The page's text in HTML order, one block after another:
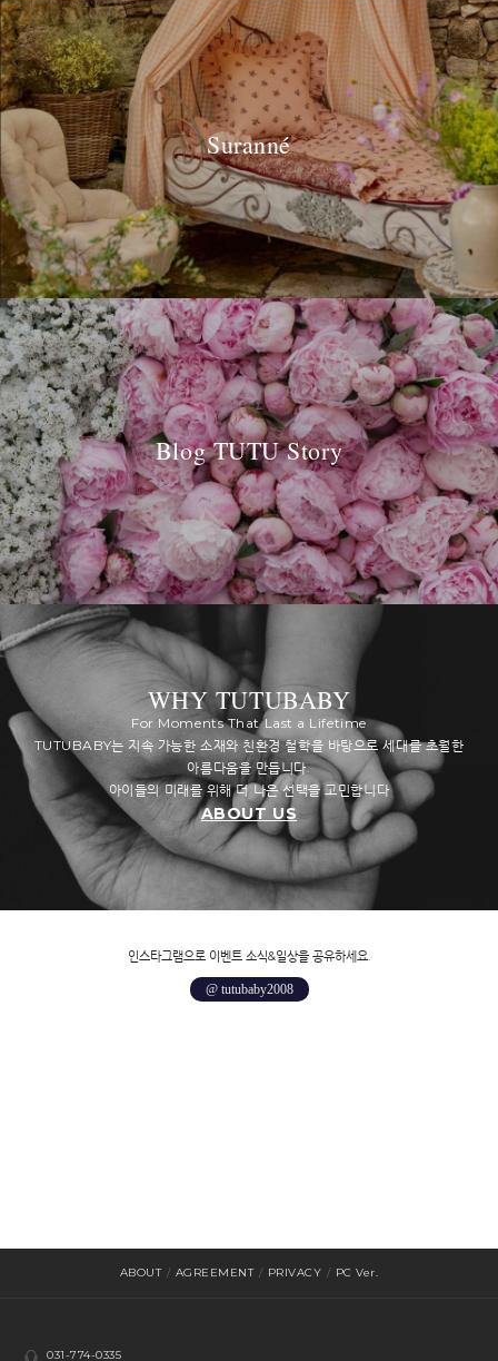
Suranné
Blog TUTU Story
WHY TUTUBABY
For Moments That Last a Lifetime
TUTUBABY는 지속 가능한 소재와 친환경 철학을 바탕으로 세대를 초월한
아름다움을 만듭니다.
아이들의 미래를 위해 더 나은 선택을 고민합니다
ABOUT US
인스타그램으로 이벤트 소식&일상을 공유하세요.
@ tutubaby2008
ABOUT / AGREEMENT / PRIVACY / PC Ver.
031-774-0335